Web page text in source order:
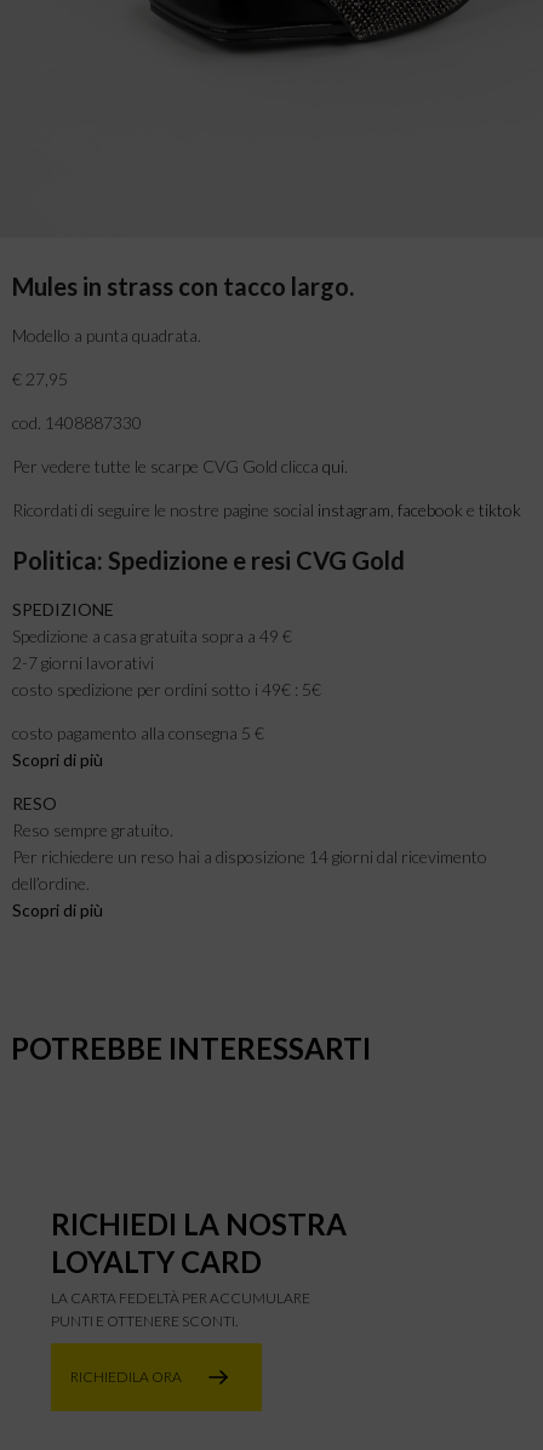
Mules in strass con tacco largo.
Modello a punta quadrata.
€ 27,95
cod. 1408887330
Per vedere tutte le scarpe CVG Gold clicca qui
Ricordati di seguire le nostre pagine social instagram facebook e tiktok
Politica: Spedizione e resi CVG Gold
SPEDIZIONE
Spedizione a casa gratuita sopra a 49 €
2-7 giorni lavorativi
costo spedizione per ordini sotto i 49€ : 5€
costo pagamento alla consegna 5 €
Scopri di più
RESO
Reso sempre gratuito.
Per richiedere un reso hai a disposizione 14 giorni dal ricevimento
dell’ordine.
Scopri di più
POTREBBE INTERESSARTI
RICHIEDI LA NOSTRA
LOYALTY CARD
LA CARTA FEDELTÀ PER ACCUMULARE
PUNTI E OTTENERE SCONTI.
RICHIEDILA ORA